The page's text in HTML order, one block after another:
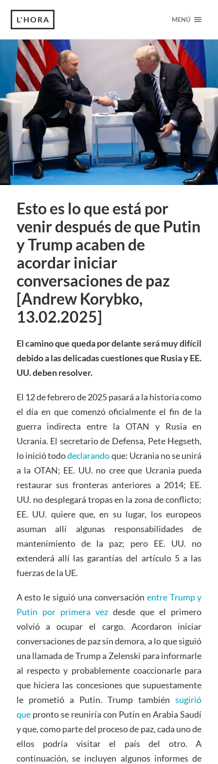
L'HORA MENÚ
Esto es lo que está por
venir después de que Putin
y Trump acaben de
acordar iniciar
conversaciones de paz
[Andrew Korybko,
13.02.2025]
El camino que queda por delante será muy difícil
debido a las delicadas cuestiones que Rusia y EE.
UU. deben resolver.
El 12 de febrero de 2025 pasará a la historia como
el día en que comenzó oficialmente el fin de la
guerra indirecta entre la OTAN y Rusia en
Ucrania. El secretario de Defensa, Pete Hegseth,
lo inició tododeclarandoque: Ucrania no se unirá
a la OTAN; EE. UU. no cree que Ucrania pueda
restaurar sus fronteras anteriores a 2014; EE.
UU. no desplegará tropas en la zona de conflicto;
EE. UU. quiere que, en su lugar, los europeos
asuman allí algunas responsabilidades de
mantenimiento de la paz; pero EE. UU. no
extenderá allí las garantías del artículo 5 a las
fuerzas de la UE.
A esto le siguió una conversación entre Trump y
Putin por primera vezdesde que el primero
volvió a ocupar el cargo. Acordaron iniciar
conversaciones de paz sin demora, a lo que siguió
una llamada de Trump a Zelenski para informarle
al respecto y probablemente coaccionarle para
que hiciera las concesiones que supuestamente
le prometió a Putin. Trump tambiénsugirió
quepronto se reuniría con Putin en Arabia Saudí
y que, como parte del proceso de paz, cada uno de
ellos podría visitar el país del otro. A
continuación, se incluyen algunos informes de